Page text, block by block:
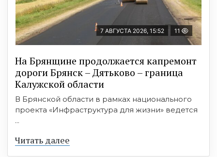
7 АВГУСТА 2026, 15:52 11
На Брянщине продолжается капремонт
дороги Брянск – Дятьково – граница
Калужской области
В Брянской области в рамках национального
проекта «Инфраструктура для жизни» ведется
...
Читать далее